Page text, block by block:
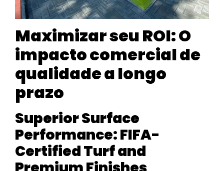
Maximizar seu ROI: O
impacto comercial de
qualidade a longo
prazo
Superior Surface
Performance: FIFA-
Certified Turf and